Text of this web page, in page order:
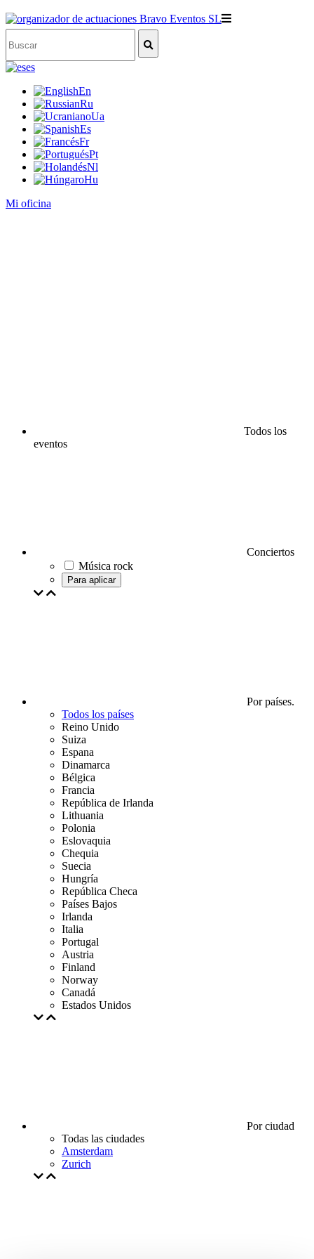
es
En
Ru
Ua
Es
Fr
Pt
Nl
Hu
Mi oficina
Todos los
eventos
Conciertos
Música rock
Para aplicar
Por países.
Todos los países
Reino Unido
Suiza
Espana
Dinamarca
Bélgica
Francia
República de Irlanda
Lithuania
Polonia
Eslovaquia
Chequia
Suecia
Hungría
República Checa
Países Bajos
Irlanda
Italia
Portugal
Austria
Finland
Norway
Canadá
Estados Unidos
Por ciudad
Todas las ciudades
Amsterdam
Zurich